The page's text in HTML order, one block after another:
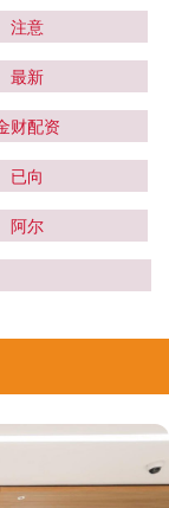
注意
最新
财配资
已向
阿尔